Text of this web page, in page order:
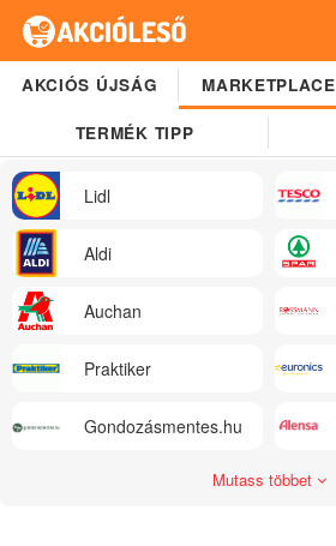
AKCIÓS ÚJSÁG MARKETPLACE
TERMÉK TIPP
Lidl
Aldi
Auchan
Praktiker
Gondozásmentes.hu
Mutass többet